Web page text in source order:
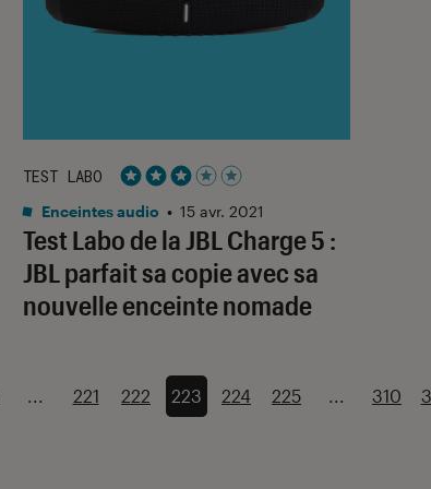
Test Labo de la JBL Charge 5 :
JBL parfait sa copie avec sa
nouvelle enceinte nomade
TEST LABO
Noté 3 étoiles sur 5
Enceintes audio • 15 avr. 2021
... 221 222 223 224 225 ... 310